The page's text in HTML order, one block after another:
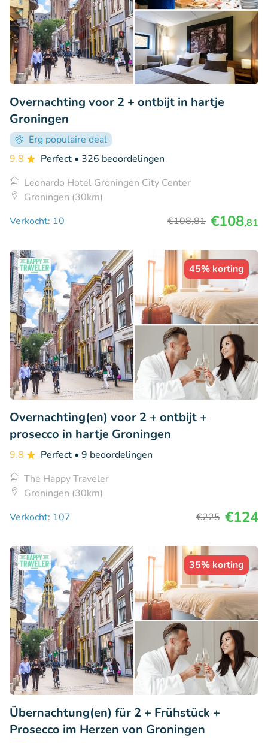
Overnachting voor 2 + ontbijt in hartje
Groningen
Erg populaire deal
9.8
Perfect • 326 beoordelingen
Leonardo Hotel Groningen City Center
Groningen (30km)
Verkocht: 10
€108,81 €108,81
45% korting
Overnachting(en) voor 2 + ontbijt +
prosecco in hartje Groningen
9.8 Perfect • 9 beoordelingen
The Happy Traveler
Groningen (30km)
Verkocht: 107
€225 €124
35% korting
Übernachtung(en) für 2 + Frühstück +
Prosecco im Herzen von Groningen